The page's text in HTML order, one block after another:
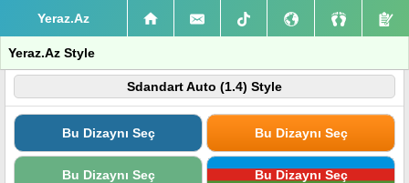
Yeraz.Az
Yeraz.Az Style
Sdandart Auto (1.4) Style
Bu Dizaynı Seç Bu Dizaynı Seç
Bu Dizaynı Seç Bu Dizaynı Seç